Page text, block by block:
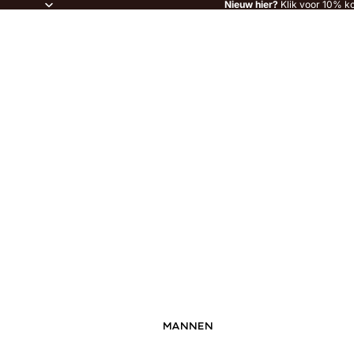
Nieuw hier? Klik voor 10%
MANNEN